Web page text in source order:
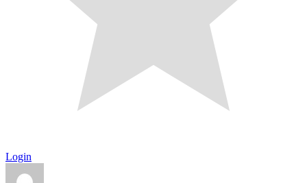
Login